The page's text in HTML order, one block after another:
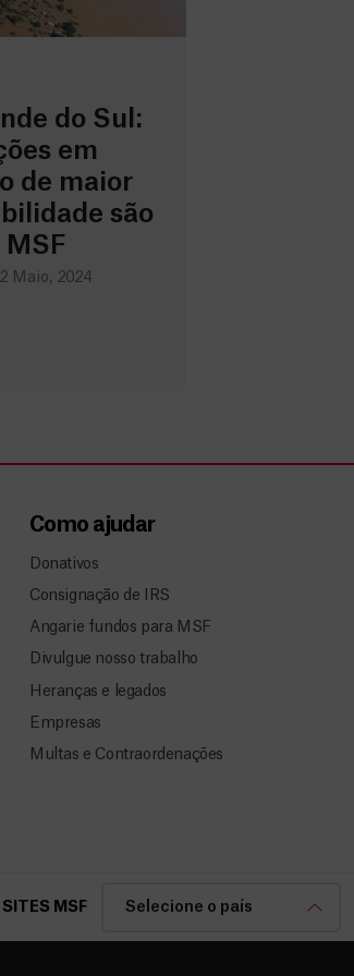
do Sul:
em
de maior
são
Maio, 2024
Como ajudar
Donativos
Consignação de IRS
Angarie fundos para MSF
Divulgue nosso trabalho
Heranças e legados
Empresas
Multas e Contraordenações
MSF Selecione o país